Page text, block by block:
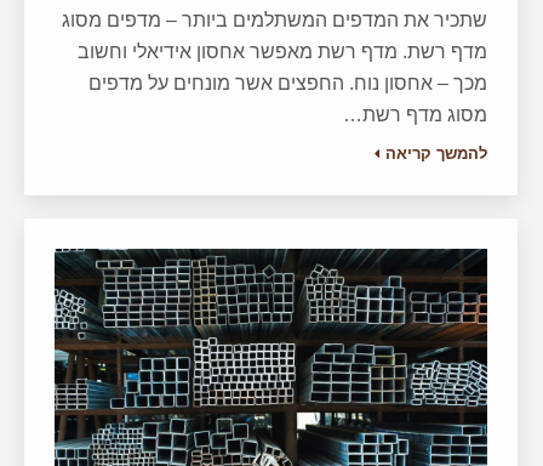
שתכיר את המדפים המשתלמים ביותר – מדפים מסוג
מדף רשת. מדף רשת מאפשר אחסון אידיאלי וחשוב
מכך – אחסון נוח. החפצים אשר מונחים על מדפים
מסוג מדף רשת…
להמשך קריאה